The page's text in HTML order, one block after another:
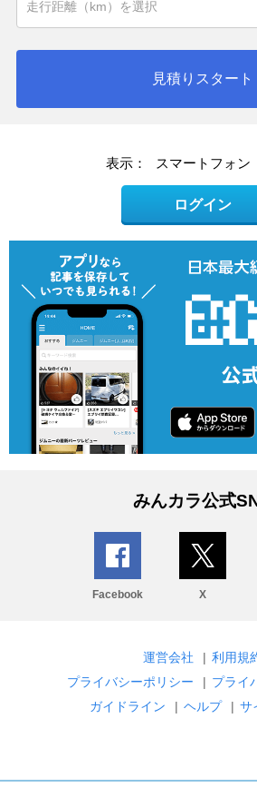
見積りスタート
表示： スマートフォン
ログイン
みんカラ公式
Facebook X
運営会社 | 利用規
プライバシーポリシー
| プライ
ガイドライン
| ヘルプ | サ